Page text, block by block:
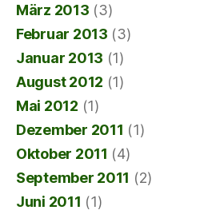
März 2013 (3)
Februar 2013 (3)
Januar 2013 (1)
August 2012 (1)
Mai 2012 (1)
Dezember 2011 (1)
Oktober 2011 (4)
September 2011 (2)
Juni 2011 (1)